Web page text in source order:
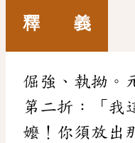
釋 義
倔強、執拗。
第二折：「我
嬤！你須放出